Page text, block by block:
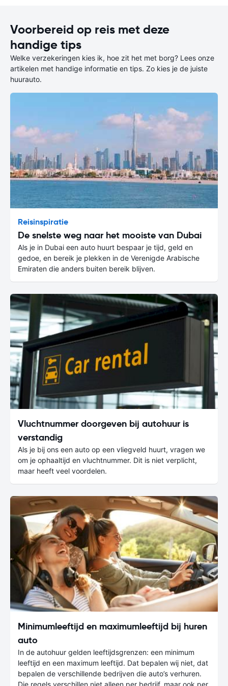
Voorbereid op reis met deze
handige tips
Welke verzekeringen kies ik, hoe zit het met borg? Lees onze
artikelen met handige informatie en tips. Zo kies je de juiste
huurauto.
Reisinspiratie
De snelste weg naar het mooiste van Dubai
Als je in Dubai een auto huurt bespaar je tijd, geld en
gedoe, en bereik je plekken in de Verenigde Arabische
Emiraten die anders buiten bereik blijven.
Vluchtnummer doorgeven bij autohuur is
verstandig
Als je bij ons een auto op een vliegveld huurt, vragen we
om je ophaaltijd en vluchtnummer. Dit is niet verplicht,
maar heeft veel voordelen.
Minimumleeftijd en maximumleeftijd bij huren
auto
In de autohuur gelden leeftijdsgrenzen: een minimum
leeftijd en een maximum leeftijd. Dat bepalen wij niet, dat
bepalen de verschillende bedrijven die auto’s verhuren.
Die regels verschillen niet alleen per bedrijf, maar ook per